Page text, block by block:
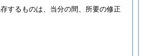
するものは、当分の間、所要の修正